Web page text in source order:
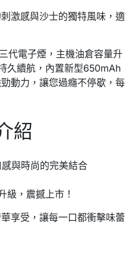
激感與沙士的獨特風味，適
代電子煙，主機油倉容量升
久續航，內置新型650mAh
動力，讓您過癮不停歇，每
紹
與時尚的完美結合
級，震撼上市！
享受，讓每一口都衝擊味蕾